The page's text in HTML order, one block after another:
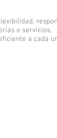
o servicios,
a cada